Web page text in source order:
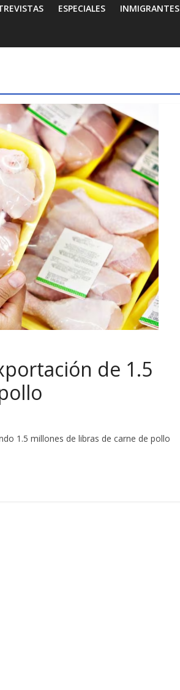
ESPECIALES INMIGRANTES
de 1.5
1.5 millones de libras de carne de pollo